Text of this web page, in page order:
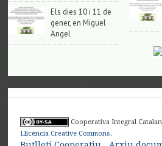
Els dies 10 i 11 de
gener, en Miguel
Angel
Cooperativa Integral
Llicència Creative Commons.